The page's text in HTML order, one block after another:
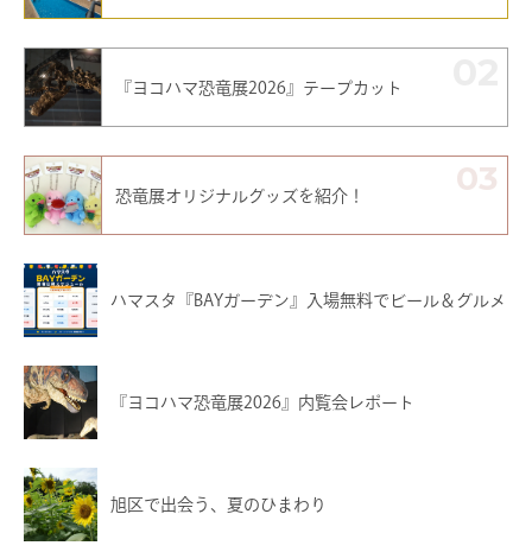
『ヨコハマ恐竜展2026』テープカット
恐竜展オリジナルグッズを紹介！ 03
ハマスタ『BAYガーデン』入場無料でビール＆グルメ
『ヨコハマ恐竜展2026』内覧会レポート
旭区で出会う、夏のひまわり